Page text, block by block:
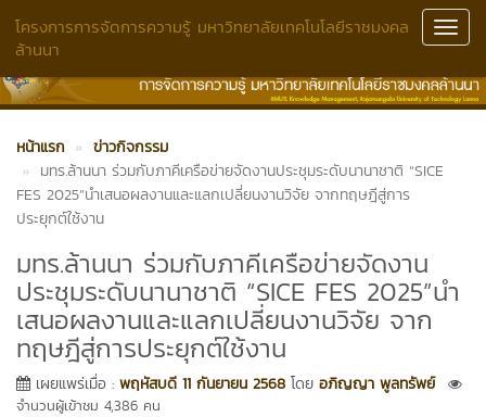
โครงการการจัดการความรู้ มหาวิทยาลัยเทคโนโลยีราชมงคล
ล้านนา
หน้าแรก
ข่าวกิจกรรม
มทร.ล้านนา ร่วมกับภาคีเครือข่ายจัดงานประชุมระดับนานาชาติ “SICE
FES 2025”นำเสนอผลงานและแลกเปลี่ยนงานวิจัย จากทฤษฎีสู่การ
ประยุกต์ใช้งาน
มทร.ล้านนา ร่วมกับภาคีเครือข่ายจัดงาน
ประชุมระดับนานาชาติ “SICE FES 2025”นำ
เสนอผลงานและแลกเปลี่ยนงานวิจัย จาก
ทฤษฎีสู่การประยุกต์ใช้งาน
เผยแพร่เมื่อ : พฤหัสบดี 11 กันยายน 2568 โดย อภิญญา พูลทรัพย์
จำนวนผู้เข้าชม 4,386 คน